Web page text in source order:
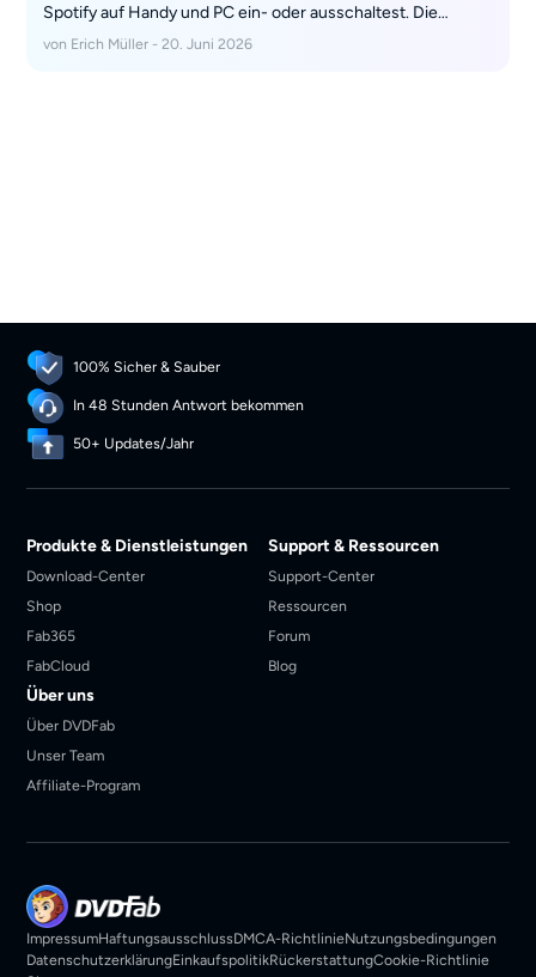
Spotify auf Handy und PC ein- oder ausschaltest. Die
Anleitung zeigt dir einfache Schritte und gibt Tipps für Free-
von Erich Müller - 20. Juni 2026
100% Sicher & Sauber
In 48 Stunden Antwort bekommen
50+ Updates/Jahr
Produkte & Dienstleistungen
Download-Center
Shop
Fab365
FabCloud
Support & Ressourcen
Support-Center
Ressourcen
Forum
Blog
Über uns
Über DVDFab
Unser Team
Affiliate-Program
ImpressumHaftungsausschlussDMCA-RichtlinieNutzungsbedingungen
DatenschutzerklärungEinkaufspolitikRückerstattungCookie-Richtlinie